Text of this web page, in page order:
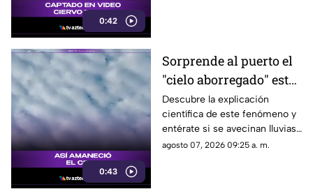
0:42
0:43
Sorprende al puerto el
"cielo aborregado" este
viernes: ¿Qué nos
espera en el clima?
Descubre la explicación
científica de este fenómeno y
entérate si se avecinan lluvias
o buen tiempo.
agosto 07, 2026 09:25 a. m.